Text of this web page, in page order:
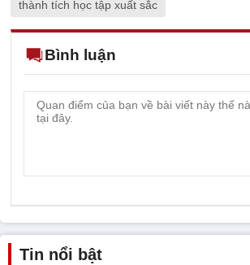
thành tích học tập xuất sắc
Bình luận
Tin nổi bật